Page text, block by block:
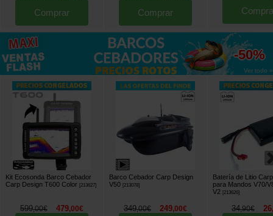
Comprar Comprar
hasta
-50%
Ver todo »
Kit Ecosonda Barco Cebador
Carp Design T600 Color
213627]
599,00€ 479,00€
Barco Cebador Carp Design
V50
213078]
349,00€ 249,00€
Batería de Litio
para Mandos V70/
V2
213626]
34,90€ 26